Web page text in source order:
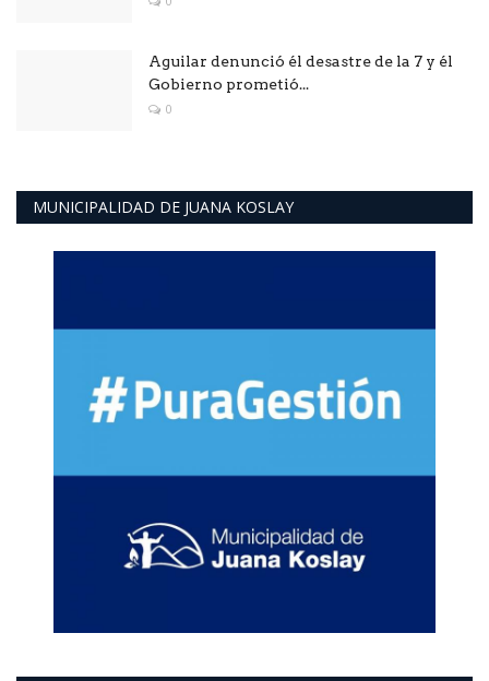
Aguilar denunció él desastre de la 7 y él
Gobierno prometió...
0
MUNICIPALIDAD DE JUANA KOSLAY